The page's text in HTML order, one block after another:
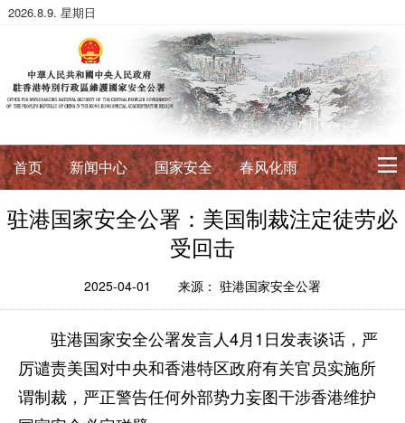
2026.8.9. 星期日
首页 新闻中心 国家安全 春风化雨
初心使命
公署简介 署长寄语
法治典范
护航伟业 法政论丛 法治进行时
法律数据库
香港国安法
国安案例 环球视角
驻港国家安全公署：美国制裁注定徒劳必
受回击
2025-04-01 来源： 驻港国家安全公署
驻港国家安全公署发言人4月1日发表谈话，严
厉谴责美国对中央和香港特区政府有关官员实施所
谓制裁，严正警告任何外部势力妄图干涉香港维护